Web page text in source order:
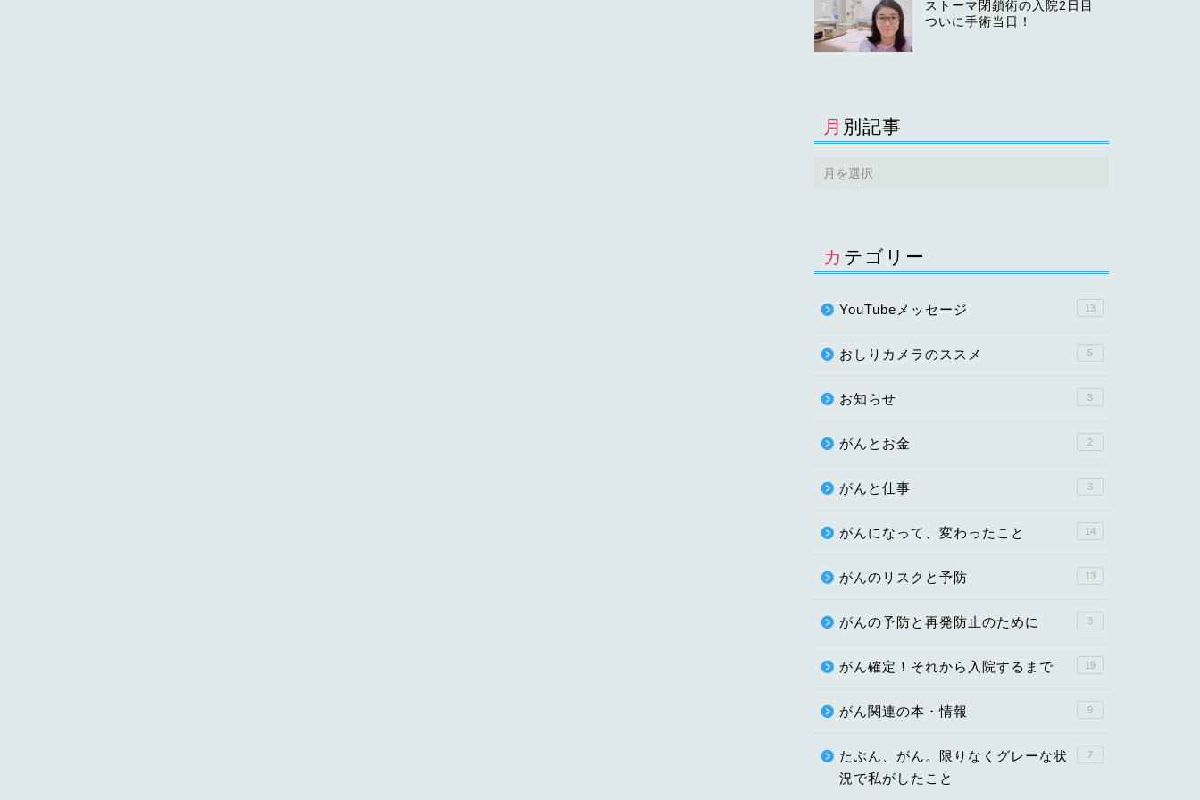
7
ストーマ閉鎖術の入院2日目
ついに手術当日！
月別記事
カテゴリー
YouTubeメッセージ 13
おしりカメラのススメ 5
お知らせ 3
がんとお金 2
がんと仕事 3
がんになって、変わったこと 14
がんのリスクと予防 13
がんの予防と再発防止のために 3
がん確定！それから入院するまで 19
がん関連の本・情報 9
たぶん、がん。限りなくグレーな状
況で私がしたこと
7